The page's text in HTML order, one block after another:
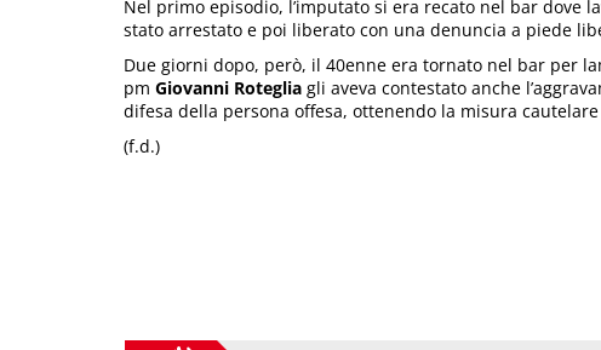
Nel primo episodio, l’imputato si era recato nel bar dove
stato arrestato e poi liberato con una denuncia a piede
Due giorni dopo, però, il 40enne era tornato nel bar per
pm Giovanni Roteglia gli aveva contestato anche
difesa della persona offesa, ottenendo la misura
(f.d.)